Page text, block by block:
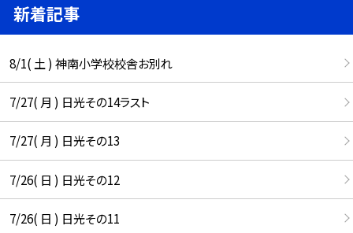
新着記事
8/1( 土 ) 神南小学校校舎お別れ
7/27( 月 ) 日光その14ラスト
7/27( 月 ) 日光その13
7/26( 日 ) 日光その12
7/26( 日 ) 日光その11